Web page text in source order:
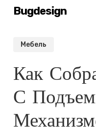
SkipBugdesign
Мебель
Как
С